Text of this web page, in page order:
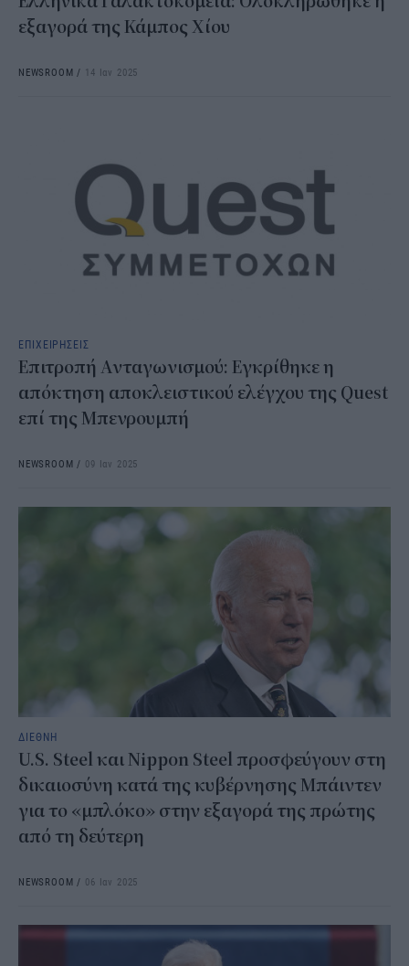
εξαγορά της Κάμπος Χίου
NEWSROOM / 14 Ιαν 2025
ΕΠΙΧΕΙΡΗΣΕΙΣ
Επιτροπή Ανταγωνισμού: Εγκρίθηκε η
απόκτηση αποκλειστικού ελέγχου της Quest
επί της Μπενρουμπή
NEWSROOM / 09 Ιαν 2025
ΔΙΕΘΝΗ
U.S. Steel και Nippon Steel προσφεύγουν στη
δικαιοσύνη κατά της κυβέρνησης Μπάιντεν
για το «μπλόκο» στην εξαγορά της πρώτης
από τη δεύτερη
NEWSROOM / 06 Ιαν 2025